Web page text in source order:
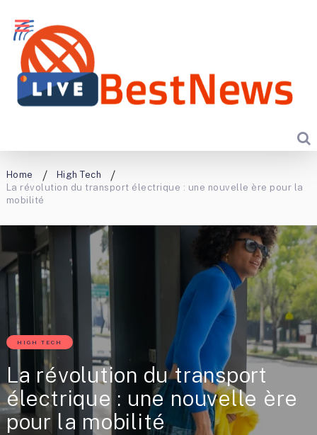
Home
High Tech
La révolution du transport électrique : une nouvelle ère pour la
mobilité
HIGH TECH
La révolution du transport
électrique : une nouvelle ère
pour la mobilité